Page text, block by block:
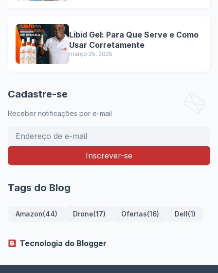
Libid Gel: Para Que Serve e Como
Usar Corretamente
março 25, 2025
Cadastre-se
Receber notificações por e-mail
Tags do Blog
Amazon(44) Drone(17) Ofertas(16) Dell(1)
Tecnologia do Blogger